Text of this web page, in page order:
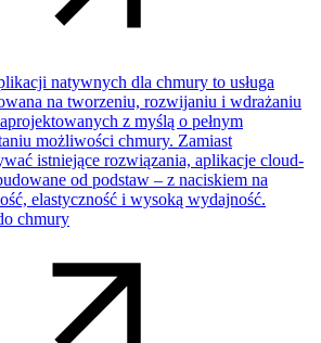
natywnych dla chmury to usługa
na tworzeniu, rozwijaniu i wdrażaniu
z myślą o pełnym
możliwości chmury. Zamiast
istniejące rozwiązania, aplikacje cloud-
od podstaw – z naciskiem na
elastyczność i wysoką wydajność.
chmury